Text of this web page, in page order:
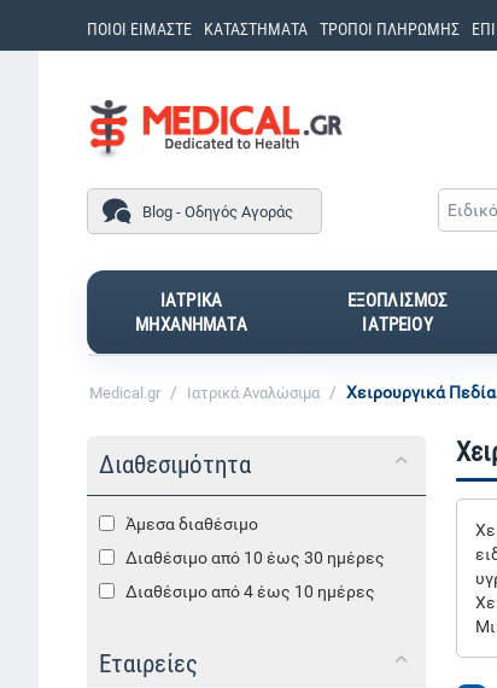
ΠΟΙΟΙ ΕΙΜΑΣΤΕ ΚΑΤΑΣΤΗΜΑΤΑ ΤΡΟΠΟΙ ΠΛΗΡΩΜΗΣ
Blog - Οδηγός Αγοράς
ΙΑΤΡΙΚΑ
ΜΗΧΑΝΗΜΑΤΑ
ΕΞΟΠΛΙΣΜΟΣ
ΙΑΤΡΕΙΟΥ
Medical.gr / Ιατρικά Αναλώσιμα / Χειρουργικά Πεδία
Διαθεσιμότητα
Άμεσα διαθέσιμο
Διαθέσιμο από 10 έως 30 ημέρες
Διαθέσιμο από 4 έως 10 ημέρες
Εταιρείες